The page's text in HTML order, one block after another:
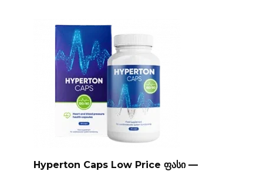
Hyperton Caps Low Price ფასი —